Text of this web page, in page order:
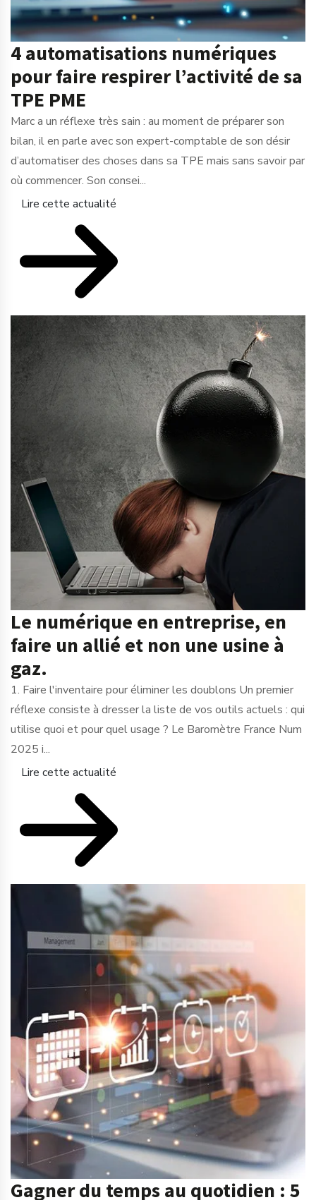
4 automatisations numériques
pour faire respirer l’activité de sa
TPE PME
Marc a un réflexe très sain : au moment de préparer son
bilan, il en parle avec son expert-comptable de son désir
d’automatiser des choses dans sa TPE mais sans savoir par
où commencer. Son consei...
Lire cette actualité
Le numérique en entreprise, en
faire un allié et non une usine à
gaz.
1. Faire l'inventaire pour éliminer les doublons Un premier
réflexe consiste à dresser la liste de vos outils actuels : qui
utilise quoi et pour quel usage ? Le Baromètre France Num
2025 i...
Lire cette actualité
Gagner du temps au quotidien : 5